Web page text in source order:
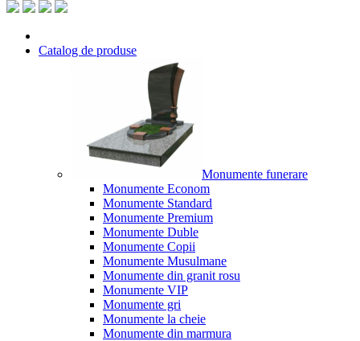
Catalog de produse
Monumente funerare
Monumente Econom
Monumente Standard
Monumente Premium
Monumente Duble
Monumente Copii
Monumente Musulmane
Monumente din granit rosu
Monumente VIP
Monumente gri
Monumente la cheie
Monumente din marmura